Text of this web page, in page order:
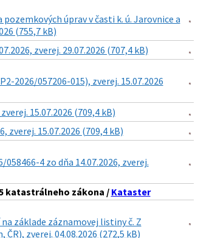
úprav v časti k. ú. Jarovnice a
(755,7 kB)
zverej. 29.07.2026 (707,4 kB)
2026/057206-015), zverej. 15.07.2026
15.07.2026 (709,4 kB)
zverej. 15.07.2026 (709,4 kB)
4 zo dňa 14.07.2026, zverej.
katastrálneho zákona / Kataster
základe záznamovej listiny č. Z
zverej. 04.08.2026 (272,5 kB)